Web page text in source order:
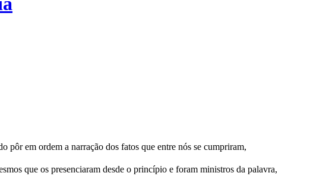
pôr em ordem a narração dos fatos que entre nós se cumpriram,
que os presenciaram desde o princípio e foram ministros da palavra,